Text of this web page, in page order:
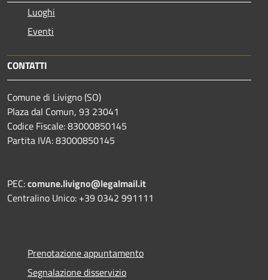
Luoghi
Eventi
CONTATTI
Comune di Livigno (SO)
Plaza dal Comun, 93 23041
Codice Fiscale: 83000850145
Partita IVA: 83000850145
PEC:comune.livigno@legalmail.it
Centralino Unico: +39 0342 991111
Prenotazione appuntamento
Segnalazione disservizio